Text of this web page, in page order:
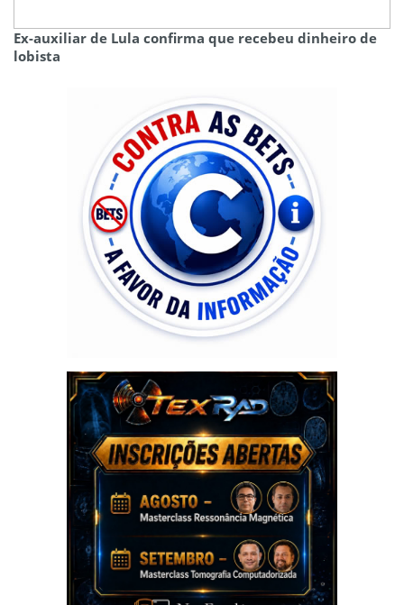
Ex-auxiliar de Lula confirma que recebeu dinheiro de
lobista